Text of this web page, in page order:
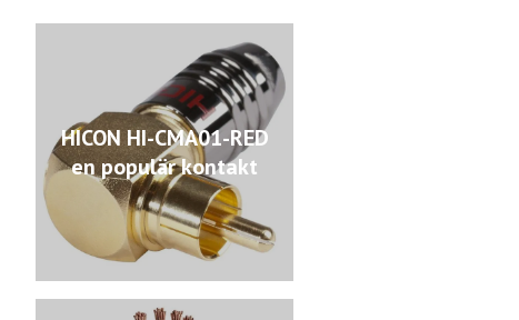
HICON HI-CMA01-RED
en populär kontakt